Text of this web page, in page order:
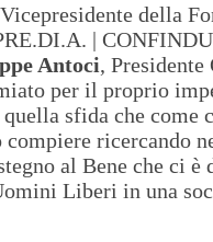
della
|
Antoci, Presidente
per il proprio
sfida che
ricercando
al Bene che ci è
Liberi in una